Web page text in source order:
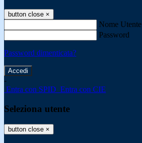
button close ×
Nome Utente
Password
Password dimenticata?
-
Entra con SPID Entra con CIE
Seleziona utente
button close ×